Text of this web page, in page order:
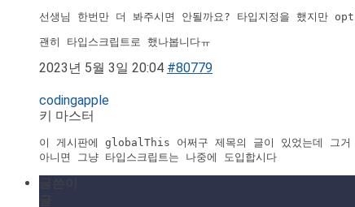
선생님 한번만 더 봐주시면 안될까요? 타입지정을 했지만
괜히 타입스크립트로 했나봅니다ㅠ
2023년 5월 3일 20:04 #80779
codingapple
키 마스터
이 게시판에 globalThis 어쩌구 제목의 글이 있었는데 그거
아니면 그냥 타입스크립트는 나중에 도입합시다